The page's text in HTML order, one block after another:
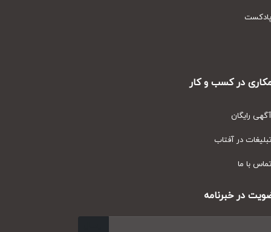
در کسب و کار
رایگان
در آفتاب
با ما
در خبرنامه